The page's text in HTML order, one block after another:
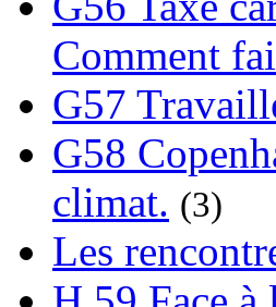
Comment
G57
G58
climat. (3)
Les